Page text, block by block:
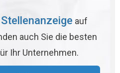
auf
auch Sie die besten
Ihr Unternehmen.